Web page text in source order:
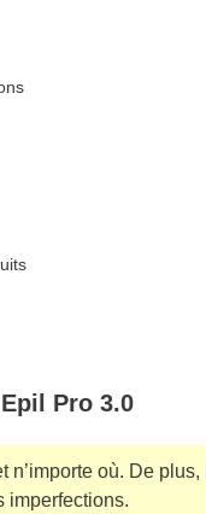
Pro 3.0
où. De
imperfections.